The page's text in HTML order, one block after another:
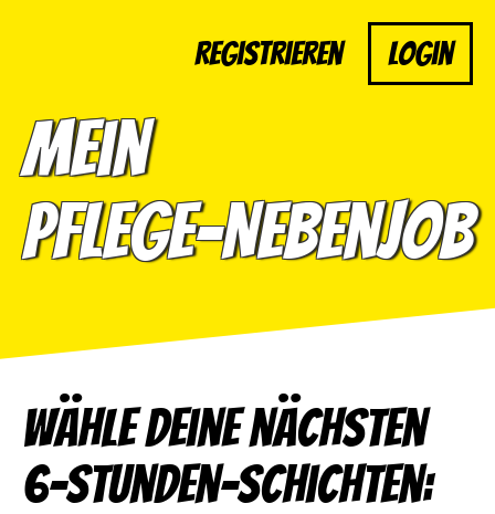
Registrieren Login
Mein
Pflege-Nebenjob
Wähle deine nächsten
6-Stunden-Schichten: